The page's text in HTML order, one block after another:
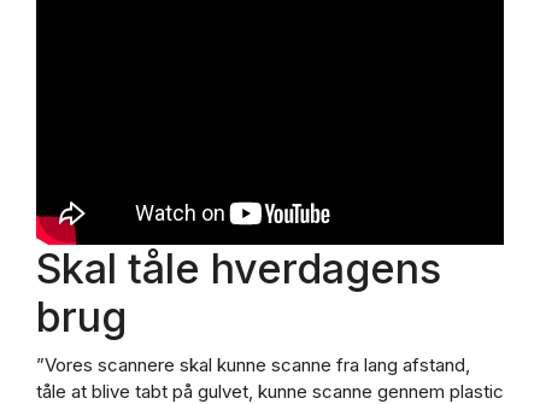
Skal tåle hverdagens
brug
”Vores scannere skal kunne scanne fra lang afstand,
tåle at blive tabt på gulvet, kunne scanne gennem plastic